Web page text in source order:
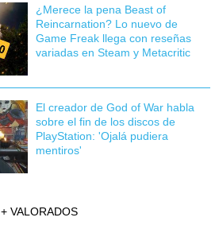
¿Merece la pena Beast of
Reincarnation? Lo nuevo de
Game Freak llega con reseñas
variadas en Steam y Metacritic
El creador de God of War habla
sobre el fin de los discos de
PlayStation: 'Ojalá pudiera
mentiros'
+ VALORADOS